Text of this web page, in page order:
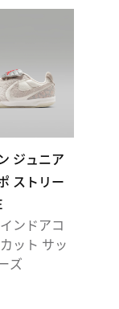
ジュニア
ストリー
ンドアコ
ット サッ
ズ